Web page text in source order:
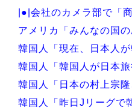
|●|会社のカメラ部で「
アメリカ「みんなの国
韓国人「現在、日本人
韓国人「韓国人が日本
韓国人「日本の村上宗
韓国人「昨日Jリーグで